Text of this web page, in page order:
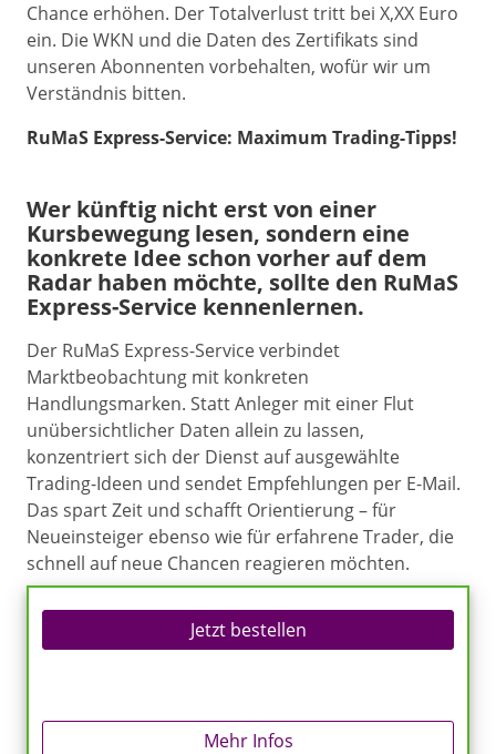
Chance erhöhen. Der Totalverlust tritt bei X,XX Euro
ein. Die WKN und die Daten des Zertifikats sind
unseren Abonnenten vorbehalten, wofür wir um
Verständnis bitten.
RuMaS Express-Service: Maximum Trading-Tipps!
Wer künftig nicht erst von einer
Kursbewegung lesen, sondern eine
konkrete Idee schon vorher auf dem
Radar haben möchte, sollte den RuMaS
Express-Service kennenlernen.
Der RuMaS Express-Service verbindet
Marktbeobachtung mit konkreten
Handlungsmarken. Statt Anleger mit einer Flut
unübersichtlicher Daten allein zu lassen,
konzentriert sich der Dienst auf ausgewählte
Trading-Ideen und sendet Empfehlungen per E-Mail.
Das spart Zeit und schafft Orientierung – für
Neueinsteiger ebenso wie für erfahrene Trader, die
schnell auf neue Chancen reagieren möchten.
Jetzt bestellen
Mehr Infos